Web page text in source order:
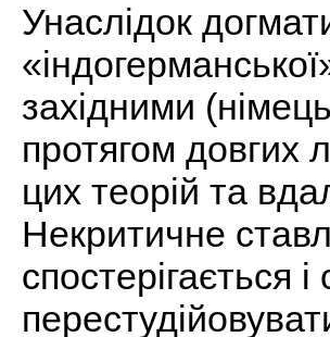
Унаслідок
західними
протягом довгих
цих теорій та
Некритичне
спостерігається